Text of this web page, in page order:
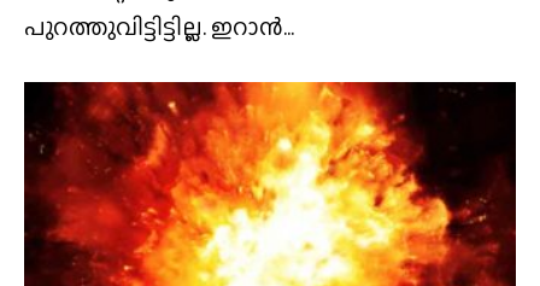
പുറത്തുവിട്ടിട്ടില്ല. ഇറാൻ...